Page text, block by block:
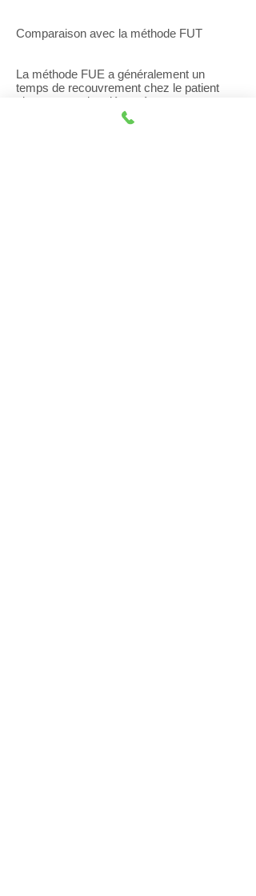
Comparaison avec la méthode FUT
La méthode FUE a généralement un
temps de recouvrement chez le patient
plus court et des désagréments post-
opératoires significativement plus faibles
qu'avec la méthode FUT. FUE permet une